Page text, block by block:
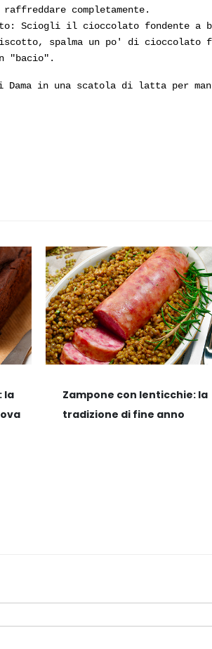
completamente.
Sciogli il cioccolato fondente a
spalma un po' di
"bacio".
Dama in una scatola di latta per
la
Zampone con lenticchie: la
tradizione di fine anno